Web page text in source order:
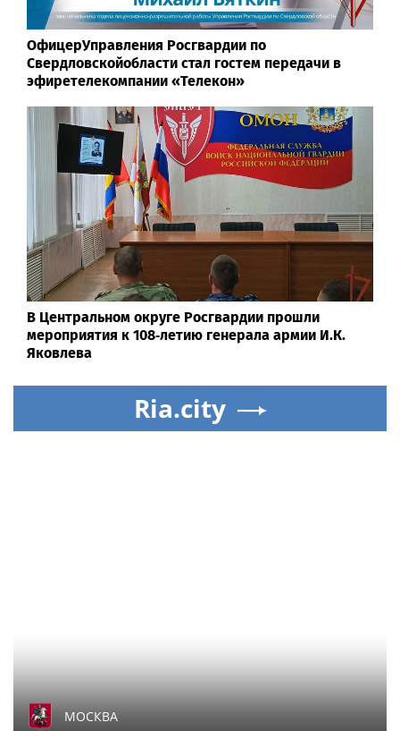
ОфицерУправления Росгвардии по
Свердловскойобласти стал гостем передачи в
эфиретелекомпании «Телекон»
В Центральном округе Росгвардии прошли
мероприятия к 108‑летию генерала армии И.К.
Яковлева
Ria.city
МОСКВА